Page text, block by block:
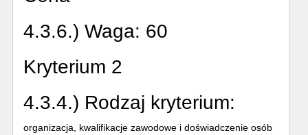
4.3.6.) Waga: 60
Kryterium 2
4.3.4.) Rodzaj kryterium:
organizacja, kwalifikacje zawodowe i doświadczenie osób